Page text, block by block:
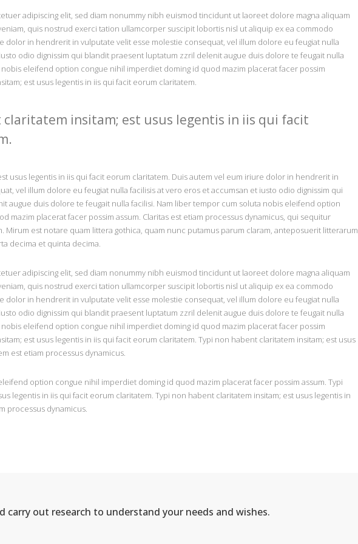
adipiscing elit, sed diam nonummy nibh euismod tincidunt ut laoreet dolore magna aliquam
quis nostrud exerci tation ullamcorper suscipit lobortis nisl ut aliquip ex ea commodo
dolor in hendrerit in vulputate velit esse molestie consequat, vel illum dolore eu feugiat nulla
odio dignissim qui blandit praesent luptatum zzril delenit augue duis dolore te feugait nulla
eleifend option congue nihil imperdiet doming id quod mazim placerat facer possim
est usus legentis in iis qui facit eorum claritatem.
claritatem insitam; est usus legentis in iis qui facit
usus legentis in iis qui facit eorum claritatem. Duis autem vel eum iriure dolor in hendrerit in
vel illum dolore eu feugiat nulla facilisis at vero eros et accumsan et iusto odio dignissim qui
augue duis dolore te feugait nulla facilisi. Nam liber tempor cum soluta nobis eleifend option
mazim placerat facer possim assum. Claritas est etiam processus dynamicus, qui sequitur
est notare quam littera gothica, quam nunc putamus parum claram, anteposuerit litterarum
decima et quinta decima.
adipiscing elit, sed diam nonummy nibh euismod tincidunt ut laoreet dolore magna aliquam
quis nostrud exerci tation ullamcorper suscipit lobortis nisl ut aliquip ex ea commodo
dolor in hendrerit in vulputate velit esse molestie consequat, vel illum dolore eu feugiat nulla
odio dignissim qui blandit praesent luptatum zzril delenit augue duis dolore te feugait nulla
eleifend option congue nihil imperdiet doming id quod mazim placerat facer possim
est usus legentis in iis qui facit eorum claritatem. Typi non habent claritatem insitam; est usus
est etiam processus dynamicus.
option congue nihil imperdiet doming id quod mazim placerat facer possim assum. Typi
legentis in iis qui facit eorum claritatem. Typi non habent claritatem insitam; est usus legentis in
processus dynamicus.
carry out research to understand your needs and wishes.